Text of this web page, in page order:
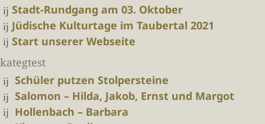
Stadt-Rundgang am 03. Oktober
Jüdische Kulturtage im Taubertal 2021
Start unserer Webseite
kategtest
Schüler putzen Stolpersteine
Salomon – Hilda, Jakob, Ernst und Margot
Hollenbach – Barbara